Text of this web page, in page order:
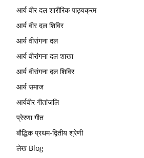
आर्य वीर दल शारीरिक पाठ्यक्रम
आर्य वीर दल शिविर
आर्य वीरांगना दल
आर्य वीरांगना दल शाखा
आर्य वीरांगना दल शिविर
आर्य समाज
आर्यवीर गीतांजलि
प्रेरणा गीत
बौद्धिक प्रथम-द्वितीय श्रेणी
लेख Blog